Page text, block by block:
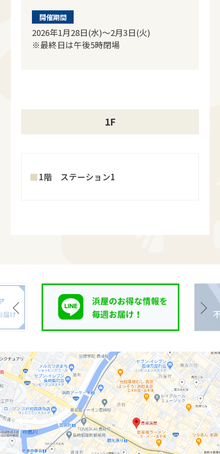
開催期間
2026年1月28日(水)～2月3日(火)
※最終日は午後5時閉場
1F
1階 ステーション1